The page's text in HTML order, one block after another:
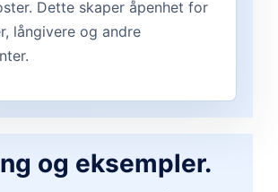
Dette skaper åpenhet for
långivere og andre
og eksempler.